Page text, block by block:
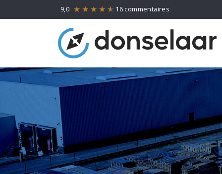
9,0 16 commentaires